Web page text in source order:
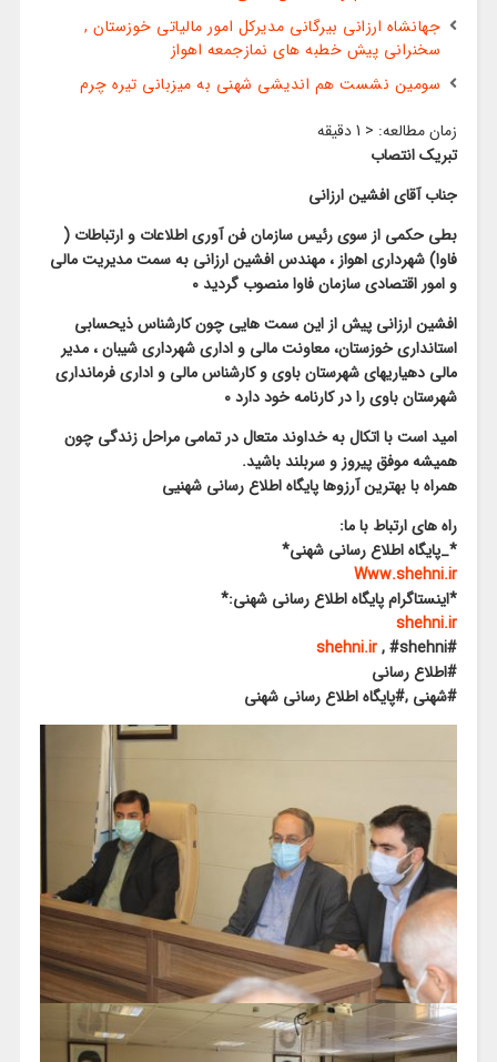
جهانشاه ارزانی بیرگانی مدیرکل امور مالیاتی خوزستان ,
سخنرانی پیش خطبه های نمازجمعه اهواز
سومین نشست هم اندیشی شهنی به میزبانی تیره چرم
زمان مطالعه: < 1 دقیقه
تبریک انتصاب
جناب آقای افشین ارزانی
بطی حکمی از سوی رئیس سازمان فن آوری اطلاعات و ارتباطات (
فاوا) شهرداری اهواز ، مهندس افشین ارزانی به سمت مدیریت مالی
و امور اقتصادی سازمان فاوا منصوب گردید ۰
افشین ارزانی پیش از این سمت هایی چون کارشناس ذیحسابی
استانداری خوزستان، معاونت مالی و اداری شهرداری شیبان ، مدیر
مالی دهیاریهای شهرستان باوی و کارشناس مالی و اداری فرمانداری
شهرستان باوی را در کارنامه خود دارد ۰
امید است با اتکال به خداوند متعال در تمامی مراحل زندگی چون
همیشه موفق پیروز و سربلند باشید.
همراه با بهترین آرزوها پایگاه اطلاع رسانی شهنیی
راه های ارتباط با ما:
*_پایگاه اطلاع رسانی شهنی*
Www.shehni.ir
*اینستاگرام پایگاه اطلاع رسانی شهنی:*
shehni.ir
#
shehni.ir, #shehni
#اطلاع رسانی
#شهنی ,#پایگاه اطلاع رسانی شهنی